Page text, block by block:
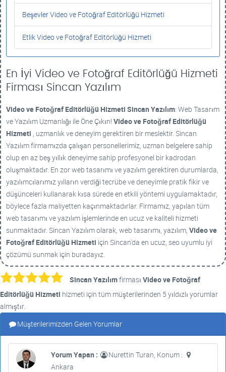
Beşevler Video ve Fotoğraf Editörlüğü Hizmeti
Etlik Video ve Fotoğraf Editörlüğü Hizmeti
En İyi Video ve Fotoğraf Editörlüğü Hizmeti
Firması Sincan Yazılım
Video ve Fotoğraf Editörlüğü Hizmeti Sincan Yazılım: Web Tasarım
ve Yazılım Uzmanlığı ile Öne Çıkın! Video ve Fotoğraf Editörlüğü
Hizmeti , uzmanlık ve deneyim gerektiren bir meslektir. Sincan
Yazılım firmamızda çalışan personellerimiz, uzman belgelere sahip
olup en az beş yıllık deneyime sahip profesyonel bir kadrodan
oluşmaktadır. En zor web tasarımı ve yazılım gerektiren durumlarda,
yazılımcılarımız yılların verdiği tecrübe ve deneyimle pratik fikir ve
düşünceleri kullanarak kısa sürede en etkili yöntemi uygulamaktadır,
böylece fazla maliyetten kaçınmaktadırlar. Firmamız, yapılan tüm
web tasarımı ve yazılım işlemlerinde en ucuz ve kaliteli hizmeti
sunmaktadır. Sincan Yazılım olarak, web tasarımı, yazılım, Video ve
Fotoğraf Editörlüğü Hizmeti için Sincan'da en ucuz, seo uyumlu iyi
çözümü sunmak için buradayız.
Sincan Yazılımfirması Video ve Fotoğraf
Editörlüğü Hizmeti hizmeti için tüm müşterilerinden 5 yıldızlı yorumlar
almıştır.
Müşterilerimizden Gelen Yorumlar
Yorum Yapan :
Nurettin Turan, Konum :
Ankara